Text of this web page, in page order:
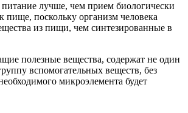
лучше, чем прием биологически
пище, поскольку организм человека
из пищи, чем синтезированные в
полезные вещества, содержат не один
вспомогательных веществ, без
микроэлемента будет